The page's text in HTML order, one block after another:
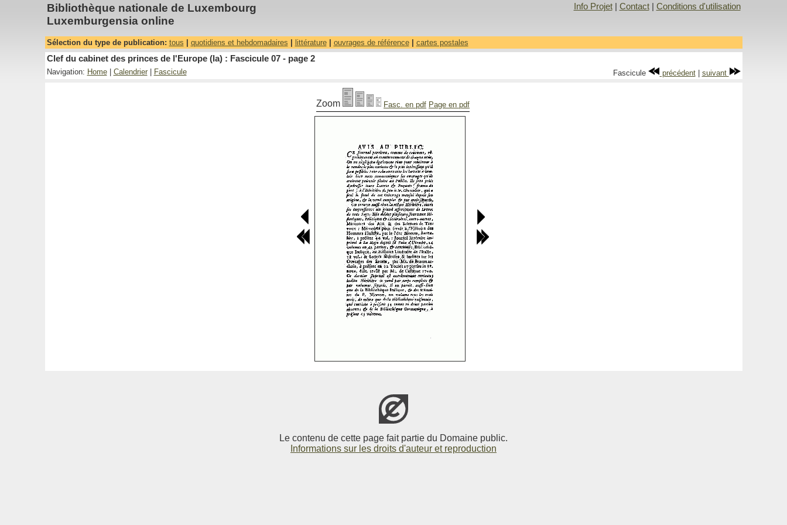
Bibliothèque nationale de Luxembourg
Luxemburgensia online
Info Projet| Contact| Conditions d'utilisation
Sélection du type de publication: tous quotidiens et hebdomadaires littérature| ouvrages de référence| cartes postales
Clef du cabinet des princes de l'Europe (la) : Fascicule 07 - page 2
Navigation: Home| Calendrier| Fascicule Fascicule précédent| suivant
Zoom Fasc. en pdf Page en pdf
Le contenu de cette page fait partie du Domaine public.
Informations sur les droits d'auteur et reproduction